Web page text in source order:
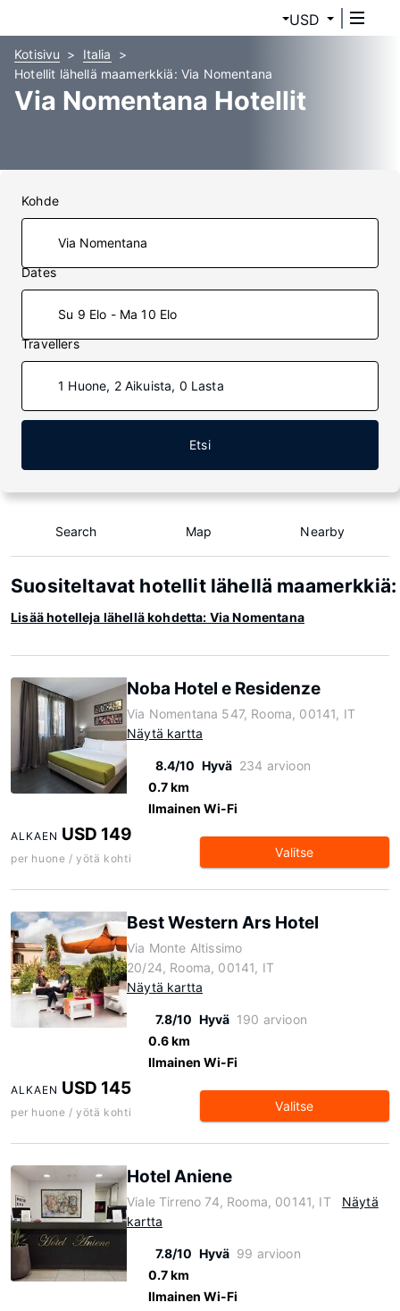
USD
Kotisivu
Italia
Hotellit lähellä maamerkkiä: Via Nomentana
Via Nomentana Hotellit
Kohde
Dates
Su 9 Elo - Ma 10 Elo
Travellers
1 Huone, 2 Aikuista, 0 Lasta
Etsi
Search Map Nearby
Suositeltavat hotellit lähellä maamerkkiä:
Lisää hotelleja lähellä kohdetta: Via Nomentana
Noba Hotel e Residenze
Via Nomentana 547, Rooma, 00141, IT
Näytä kartta
8.4/10 Hyvä 234 arvioon
0.7 km
Ilmainen Wi-Fi
ALKAEN USD 149
per huone / yötä kohti Valitse
Best Western Ars Hotel
Via Monte Altissimo
20/24, Rooma, 00141, IT
Näytä kartta
7.8/10 Hyvä 190 arvioon
0.6 km
Ilmainen Wi-Fi
ALKAEN USD 145
per huone / yötä kohti Valitse
Hotel Aniene
Viale Tirreno 74, Rooma, 00141, IT
Näytä
kartta
7.8/10 Hyvä 99 arvioon
0.7 km
Ilmainen Wi-Fi